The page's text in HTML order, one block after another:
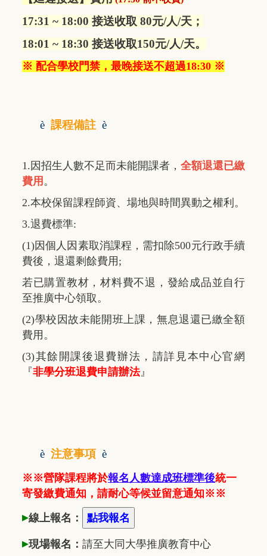
17:31 ~ 18:00 接送收取 80元/人/天；
18:01 ~ 18:30 接送收取150元/人/天。
※ 配合學校門禁，最晚接送不超過18:30 ※
è 課程備註 è
1.因招生人數不足而未能開課者， 全額退還已繳
費用 。
2.本校保留課程師資、場地與時間異動之權利。
3.退費標準:
(1)因個人因素取消課程，需扣除500元行政手續
費後，退還剩餘費用;
若已購置教材，材料費不退，發給成品並自行
至推廣中心領取。
(2)學校因故未能開班上課，無息退還已繳全額
費用。
(3)其餘開課後退費辦法，請詳見本中心官網
『非學分班退費申請辦法』
è 注意事項 è
※※營隊課程將於報名人數達成班標準後統一
寄發繳費通知，請耐心等候並留意通知※※
▸線上報名：
▸現場報名： 請至大同大學推廣教育中心